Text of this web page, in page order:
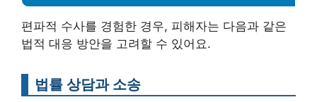
편파적 수사를 경험한 경우, 피해자는 다음과 같은
법적 대응 방안을 고려할 수 있어요.
법률 상담과 소송